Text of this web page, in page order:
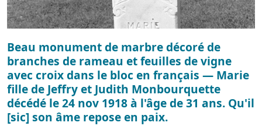
Beau monument de marbre décoré de
branches de rameau et feuilles de vigne
avec croix dans le bloc en français — Marie
fille de Jeffry et Judith Monbourquette
décédé le 24 nov 1918 à l'âge de 31 ans. Qu'il
[sic] son âme repose en paix.